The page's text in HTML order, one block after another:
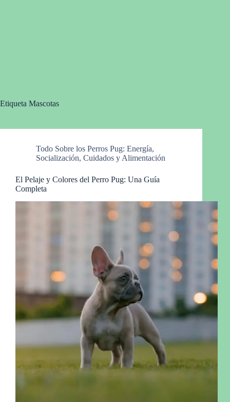
Etiqueta Mascotas
Todo Sobre los Perros Pug: Energía,
Socialización, Cuidados y Alimentación
El Pelaje y Colores del Perro Pug: Una Guía
Completa